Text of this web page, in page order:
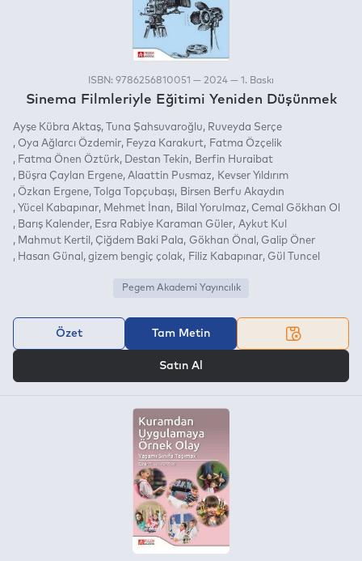
ISBN: 9786256810051 — 2024 — 1. Baskı
Sinema Filmleriyle Eğitimi Yeniden Düşünmek
Ayşe Kübra Aktaş Tuna Şahsuvaroğlu
Ruveyda Serçe
Oya Ağlarcı Özdemir
Feyza Karakurt
Fatma Özçelik
Fatma Önen Öztürk
Destan Tekin
Berfin Huraibat
Büşra Çaylan Ergene Alaattin Pusmaz
Kevser Yıldırım
Özkan Ergene
Tolga Topçubaşı
Birsen Berfu Akaydın
Yücel Kabapınar
Mehmet İnan Bilal Yorulmaz
Cemal Gökhan Ol
Barış Kalender
Esra Rabiye Karaman Güler Aykut Kul
Mahmut Kertil
Çiğdem Baki Pala Gökhan Önal
Galip Öner
Hasan Günal
gizem bengiç çolak Filiz Kabapınar Gül Tuncel
Pegem Akademi Yayıncılık
Özet Tam Metin
Satın Al